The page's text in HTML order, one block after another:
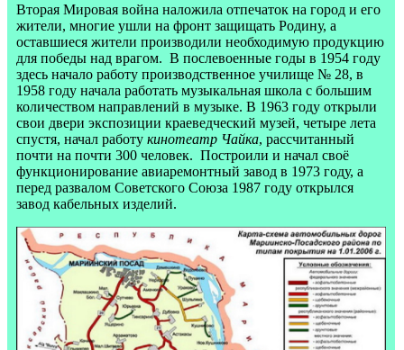
Вторая Мировая война наложила отпечаток на город и его
жители, многие ушли на фронт защищать Родину, а
оставшиеся жители производили необходимую продукцию
для победы над врагом. В послевоенные годы в 1954 году
здесь начало работу производственное училище № 28, в
1958 году начала работать музыкальная школа с большим
количеством направлений в музыке. В 1963 году открыли
свои двери экспозиции краеведческий музей, четыре лета
спустя, начал работу кинотеатр Чайка, рассчитанный
почти на почти 300 человек. Построили и начал своё
функционирование авиаремонтный завод в 1973 году, а
перед развалом Советского Союза 1987 году открылся
завод кабельных изделий.